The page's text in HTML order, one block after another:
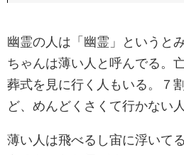
幽霊の人は「幽霊」というと
ちゃんは薄い人と呼んでる。
葬式を見に行く人もいる。７
ど、めんどくさくて行かない
薄い人は飛べるし宙に浮いて